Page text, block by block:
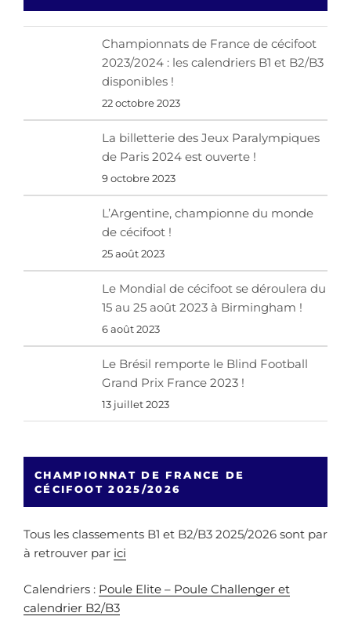
Championnats de France de cécifoot
2023/2024 : les calendriers B1 et B2/B3
disponibles !
22 octobre 2023
La billetterie des Jeux Paralympiques
de Paris 2024 est ouverte !
9 octobre 2023
L’Argentine, championne du monde
de cécifoot !
25 août 2023
Le Mondial de cécifoot se déroulera du
15 au 25 août 2023 à Birmingham !
6 août 2023
Le Brésil remporte le Blind Football
Grand Prix France 2023 !
13 juillet 2023
CHAMPIONNAT DE FRANCE DE
CÉCIFOOT 2025/2026
Tous les classements B1 et B2/B3 2025/2026 sont par
à retrouver par ici
Calendriers : Poule Elite – Poule Challenger et
calendrier B2/B3